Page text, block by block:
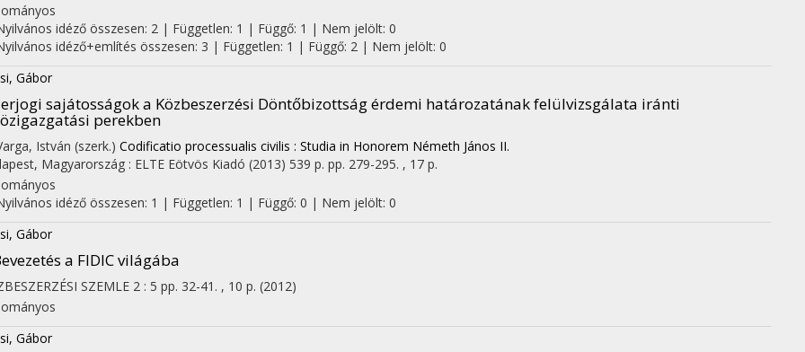
idéző összesen: 2 | Független: 1 | Függő: 1 | Nem jelölt: 0
idéző+említés összesen: 3 | Független: 1 | Függő: 2 | Nem jelölt: 0
Gábor
sajátosságok a Közbeszerzési Döntőbizottság érdemi határozatának felülvizsgálata iránti
perekben
István (szerk.) Codificatio processualis civilis : Studia in Honorem Németh János II.
Magyarország : ELTE Eötvös Kiadó (2013) 539 p. pp. 279-295. , 17 p.
idéző összesen: 1 | Független: 1 | Függő: 0 | Nem jelölt: 0
Gábor
a FIDIC világába
SZEMLE 2 : 5 pp. 32-41. , 10 p. (2012)
Gábor